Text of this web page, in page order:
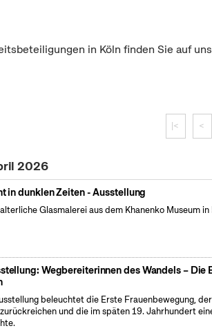
in Köln finden Sie auf
|< <
2026
in dunklen Zeiten - Ausstellung
Glasmalerei aus dem Khanenko Museum in
Wegbereiterinnen des Wandels – Die
beleuchtet die Erste Frauenbewegung,
und die im späten 19. Jahrhundert